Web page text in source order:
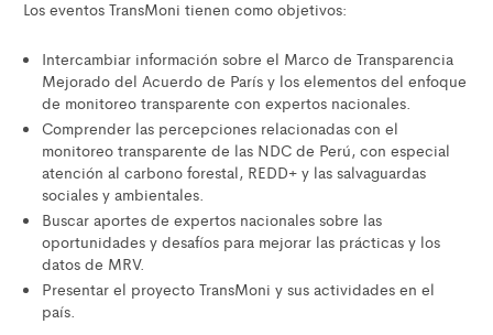
Los eventos TransMoni tienen como objetivos:
Intercambiar información sobre el Marco de Transparencia
Mejorado del Acuerdo de París y los elementos del enfoque
de monitoreo transparente con expertos nacionales.
Comprender las percepciones relacionadas con el
monitoreo transparente de las NDC de Perú, con especial
atención al carbono forestal, REDD+ y las salvaguardas
sociales y ambientales.
Buscar aportes de expertos nacionales sobre las
oportunidades y desafíos para mejorar las prácticas y los
datos de MRV.
Presentar el proyecto TransMoni y sus actividades en el
país.